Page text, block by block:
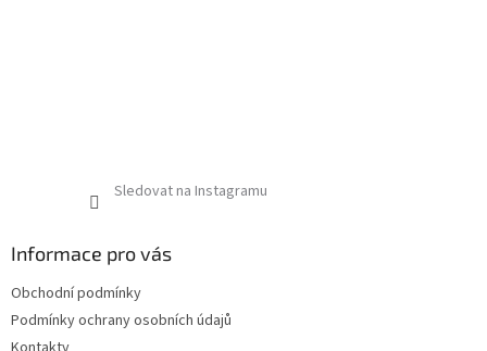
Sledovat na Instagramu
Informace pro vás
Obchodní podmínky
Podmínky ochrany osobních údajů